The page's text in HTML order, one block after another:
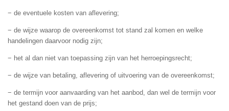
− de eventuele kosten van aflevering;
− de wijze waarop de overeenkomst tot stand zal komen en welke
handelingen daarvoor nodig zijn;
− het al dan niet van toepassing zijn van het herroepingsrecht;
− de wijze van betaling, aflevering of uitvoering van de overeenkomst;
− de termijn voor aanvaarding van het aanbod, dan wel de termijn voor
het gestand doen van de prijs;